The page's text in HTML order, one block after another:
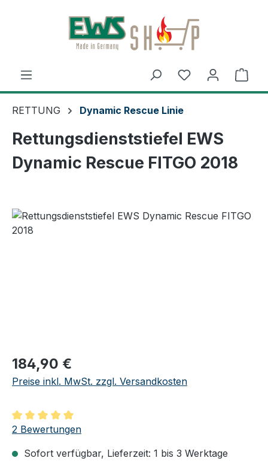
Zum Hauptinhalt springen
RETTUNG Dynamic Rescue Linie
Rettungsdienststiefel EWS
Dynamic Rescue FITGO 2018
Regulärer Preis:
184,90 €
Preise inkl. MwSt. zzgl. Versandkosten
Durchschnittliche Bewertung von 5 von 5 Sternen
2 Bewertungen
Sofort verfügbar, Lieferzeit: 1 bis 3 Werktage